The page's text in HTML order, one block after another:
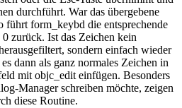
durchführt. War das übergebene
führt form_keybd die entsprechende
zurück. Ist das Zeichen kein
sondern einfach wieder
dann als ganz normales Zeichen in
mit objc_edit einfügen. Besonders
Manager schreiben möchte, zeigen
diese Routine.